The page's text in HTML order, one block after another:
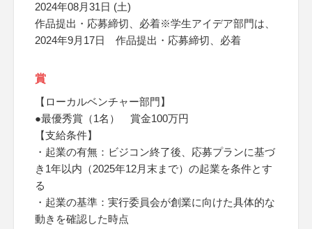
2024年08月31日 (土)
作品提出・応募締切、必着※学生アイデア部門は、
2024年9月17日 作品提出・応募締切、必着
賞
【ローカルベンチャー部門】
●最優秀賞（1名） 賞金100万円
【支給条件】
・起業の有無：ビジコン終了後、応募プランに基づ
き1年以内（2025年12月末まで）の起業を条件とす
る
・起業の基準：実行委員会が創業に向けた具体的な
動きを確認した時点